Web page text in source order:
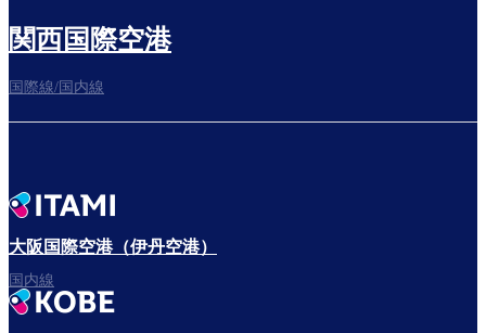
関西国際空港
国際線/国内線
大阪国際空港（伊丹空港）
国内線